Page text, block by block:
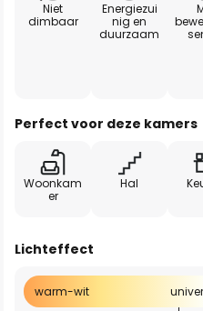
Niet
dimbaar
Energiezui
nig en
duurzaam
Perfect voor deze kamers
Woonkam
er
Hal
Lichteffect
warm-wit